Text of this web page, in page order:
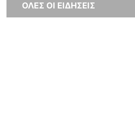
ΟΛΕΣ ΟΙ ΕΙΔΗΣΕΙΣ